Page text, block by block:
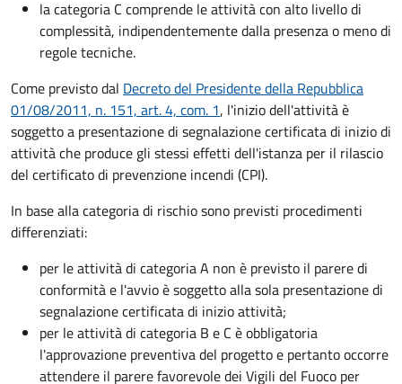
la categoria C comprende le attività con alto livello di
complessità, indipendentemente dalla presenza o meno di
regole tecniche.
Come previsto dal Decreto del Presidente della Repubblica
01/08/2011, n. 151, art. 4, com. 1, l'inizio dell'attività è
soggetto a presentazione di segnalazione certificata di inizio di
attività che produce gli stessi effetti dell'istanza per il rilascio
del certificato di prevenzione incendi (CPI).
In base alla categoria di rischio sono previsti procedimenti
differenziati:
per le attività di categoria A non è previsto il parere di
conformità e l'avvio è soggetto alla sola presentazione di
segnalazione certificata di inizio attività;
per le attività di categoria B e C è obbligatoria
l'approvazione preventiva del progetto e pertanto occorre
attendere il parere favorevole dei Vigili del Fuoco per